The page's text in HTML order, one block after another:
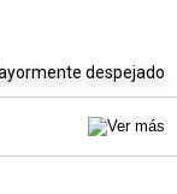
despejado